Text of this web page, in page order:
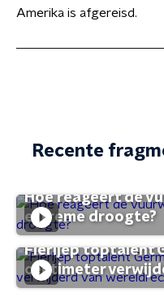
Amerika is afgereisd.
Recente
Hoe reageert de
extreme droogte?
Fierljep toptalent
centimeter